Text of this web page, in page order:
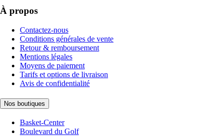
À propos
Contactez-nous
Conditions générales de vente
Retour & remboursement
Mentions légales
Moyens de paiement
Tarifs et options de livraison
Avis de confidentialité
Nos boutiques
Basket-Center
Boulevard du Golf